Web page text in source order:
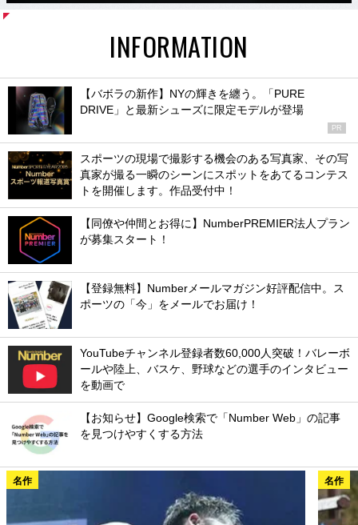
INFORMATION
【バボラの新作】NYの輝きを纏う。「PURE
DRIVE」と最新シューズに限定モデルが登場
PR
スポーツの現場で撮影する機会のある写真家、その写
真家が撮る一瞬のシーンにスポットをあてるコンテス
トを開催します。作品受付中！
【同僚や仲間とお得に】NumberPREMIER法人プラン
が募集スタート！
【登録無料】Numberメールマガジン好評配信中。ス
ポーツの「今」をメールでお届け！
YouTubeチャンネル登録者数60,000人突破！バレーボ
ールや陸上、バスケ、野球などの選手のインタビュー
を動画で
【お知らせ】Google検索で「Number Web」の記事
を見つけやすくする方法
名作 名作